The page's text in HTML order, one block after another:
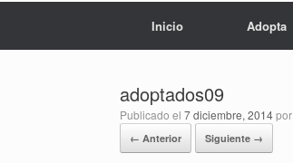
Inicio Adopta
adoptados09
Publicado el 7 diciembre, 2014por
← Anterior Siguiente →